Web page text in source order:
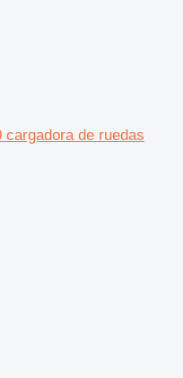
cargadora de ruedas